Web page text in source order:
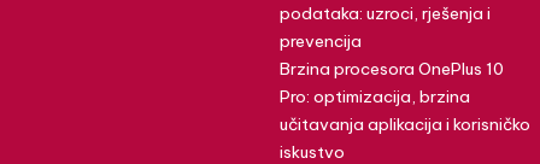
podataka: uzroci, rješenja i
prevencija
Brzina procesora OnePlus 10
Pro: optimizacija, brzina
učitavanja aplikacija i korisničko
iskustvo